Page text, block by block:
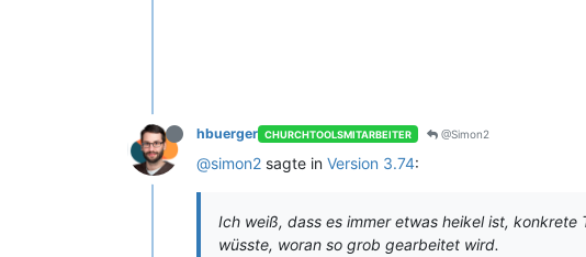
hbuerger CHURCHTOOLSMITARBEITER @Simon2
@simon2 sagte in Version 3.74:
Ich weiß, dass es immer etwas heikel ist,
wüsste, woran so grob gearbeitet wird.